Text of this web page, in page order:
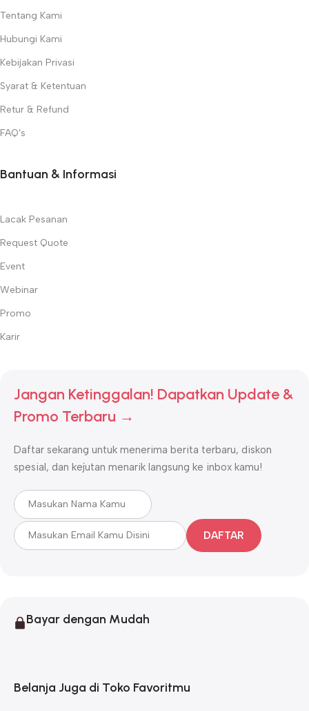
Tentang Kami
Hubungi Kami
Kebijakan Privasi
Syarat & Ketentuan
Retur & Refund
FAQ's
Bantuan & Informasi
Lacak Pesanan
Request Quote
Event
Webinar
Promo
Karir
Jangan Ketinggalan! Dapatkan Update &
Promo Terbaru →
Daftar sekarang untuk menerima berita terbaru, diskon
spesial, dan kejutan menarik langsung ke inbox kamu!
DAFTAR
Bayar dengan Mudah
Belanja Juga di Toko Favoritmu